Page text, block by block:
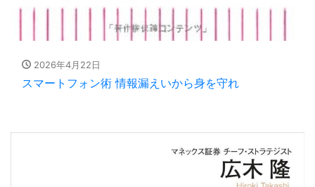
2026年4月22日
スマートフォン術 情報漏えいから身を守れ